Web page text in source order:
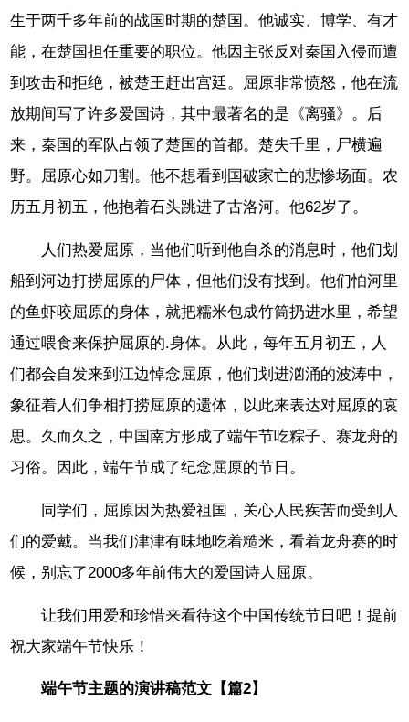
生于两千多年前的战国时期的楚国。他诚实、博学、有才
能，在楚国担任重要的职位。他因主张反对秦国入侵而遭
到攻击和拒绝，被楚王赶出宫廷。屈原非常愤怒，他在流
放期间写了许多爱国诗，其中最著名的是《离骚》。后
来，秦国的军队占领了楚国的首都。楚失千里，尸横遍
野。屈原心如刀割。他不想看到国破家亡的悲惨场面。农
历五月初五，他抱着石头跳进了古洛河。他62岁了。
人们热爱屈原，当他们听到他自杀的消息时，他们划
船到河边打捞屈原的尸体，但他们没有找到。他们怕河里
的鱼虾咬屈原的身体，就把糯米包成竹筒扔进水里，希望
通过喂食来保护屈原的.身体。从此，每年五月初五，人
们都会自发来到江边悼念屈原，他们划进汹涌的波涛中，
象征着人们争相打捞屈原的遗体，以此来表达对屈原的哀
思。久而久之，中国南方形成了端午节吃粽子、赛龙舟的
习俗。因此，端午节成了纪念屈原的节日。
同学们，屈原因为热爱祖国，关心人民疾苦而受到人
们的爱戴。当我们津津有味地吃着糙米，看着龙舟赛的时
候，别忘了2000多年前伟大的爱国诗人屈原。
让我们用爱和珍惜来看待这个中国传统节日吧！提前
祝大家端午节快乐！
端午节主题的演讲稿范文【篇2】